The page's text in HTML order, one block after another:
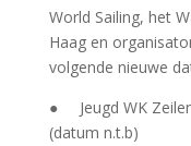
World Sailing, het
Haag en
volgende nieuwe
● Jeugd WK
(datum n.t.b)